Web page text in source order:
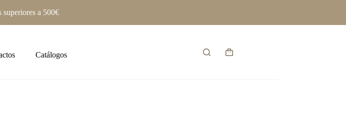
superiores a 500€
Catálogos
Carrinho